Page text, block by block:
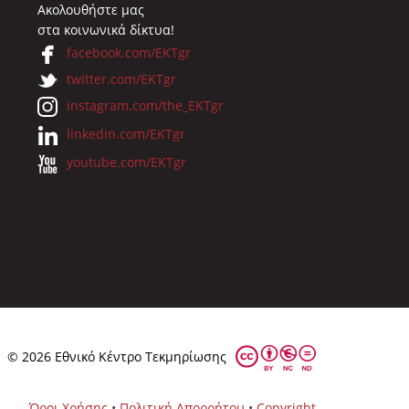
Ακολουθήστε μας
στα κοινωνικά δίκτυα!
facebook.com/EKTgr
twitter.com/EKTgr
instagram.com/the_EKTgr
linkedin.com/EKTgr
youtube.com/EKTgr
© 2026 Eθνικό Κέντρο Τεκμηρίωσης